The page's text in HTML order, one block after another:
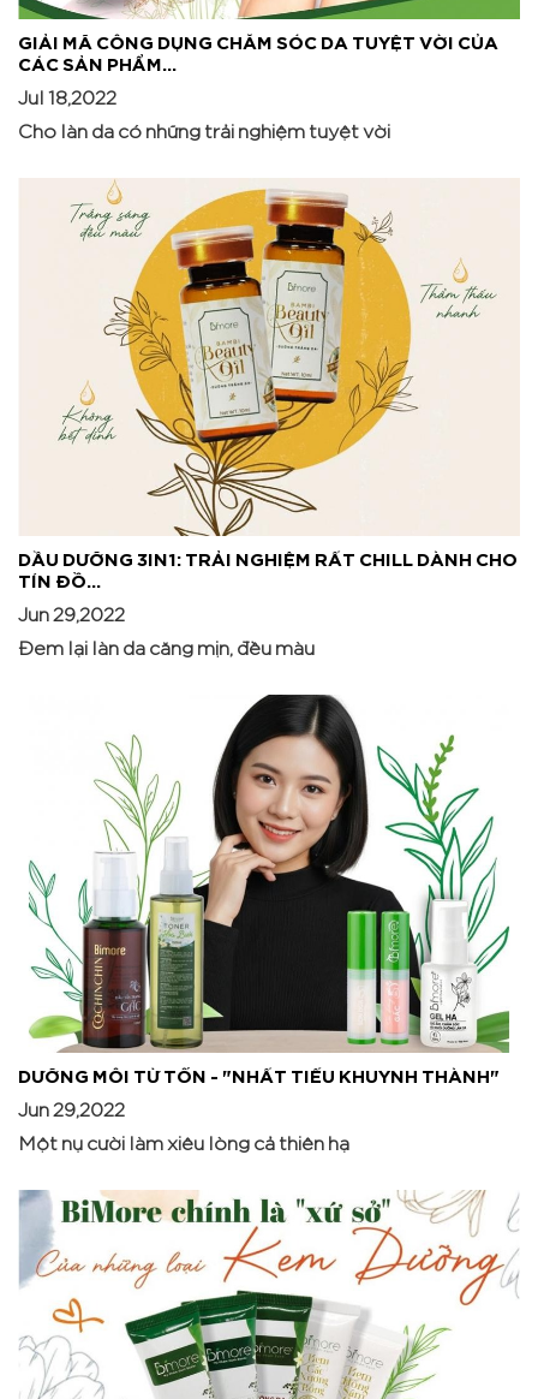
GIẢI MÃ CÔNG DỤNG CHĂM SÓC DA TUYỆT VỜI CỦA
CÁC SẢN PHẨM...
Jul 18,2022
Cho làn da có những trải nghiệm tuyệt vời
DẦU DƯỠNG 3IN1: TRẢI NGHIỆM RẤT CHILL DÀNH CHO
TÍN ĐỒ...
Jun 29,2022
Đem lại làn da căng mịn, đều màu
DƯỠNG MÔI TỪ TỐN - "NHẤT TIẾU KHUYNH THÀNH"
Jun 29,2022
Một nụ cười làm xiêu lòng cả thiên hạ